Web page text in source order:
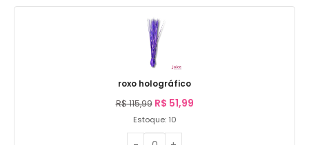
roxo holográfico
R$115,99 R$ 51,99
Estoque: 10